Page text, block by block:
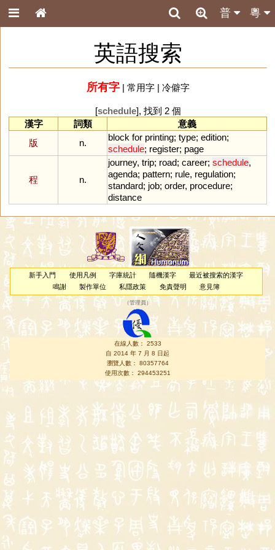
粵
普
英語搜索
所有字| 常用字| 冷僻字
[schedule], 找到 2 個
漢字
詞類
意義
版
n.
block for printing; type; edition;
schedule; register; page
程 n.
journey, trip; road; career; schedule,
agenda; pattern; rule, regulation;
standard; job; order, procedure;
distance
新手入門 使用凡例 字庫統計 隨機漢字
最近被搜索的漢字
鳴謝
製作單位 私隱政策 免責聲明 意見簿
（管理員 ）
在線人數： 2533
自 2014 年 7 月 8 日起
瀏覽人數： 80357764
使用次數： 294453251